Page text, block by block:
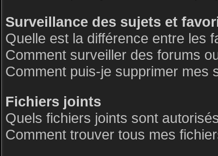
Surveillance des sujets et
Quelle est la différence entre les
Comment surveiller des forums
Comment puis-je supprimer mes
Fichiers joints
Quels fichiers joints sont
Comment trouver tous mes